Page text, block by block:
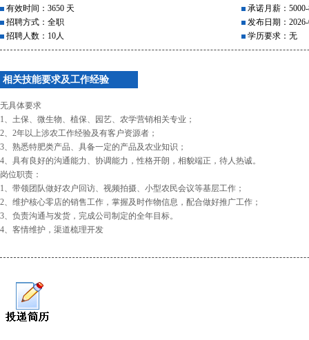
有效时间：3650 天
招聘方式：全职
招聘人数：10人
承诺月薪：5000-
发布日期：
学历要求：无
相关技能要求及工作经验
无具体要求
1、土保、微生物、植保、园艺、农学营销相关专业；
2、2年以上涉农工作经验及有客户资源者；
3、熟悉特肥类产品、具备一定的产品及农业知识；
4、具有良好的沟通能力、协调能力，性格开朗，相貌端正，待人热诚。
岗位职责：
1、带领团队做好农户回访、视频拍摄、小型农民会议等基层工作；
2、维护核心零店的销售工作，掌握及时作物信息，配合做好推广工作；
3、负责沟通与发货，完成公司制定的全年目标。
4、客情维护，渠道梳理开发